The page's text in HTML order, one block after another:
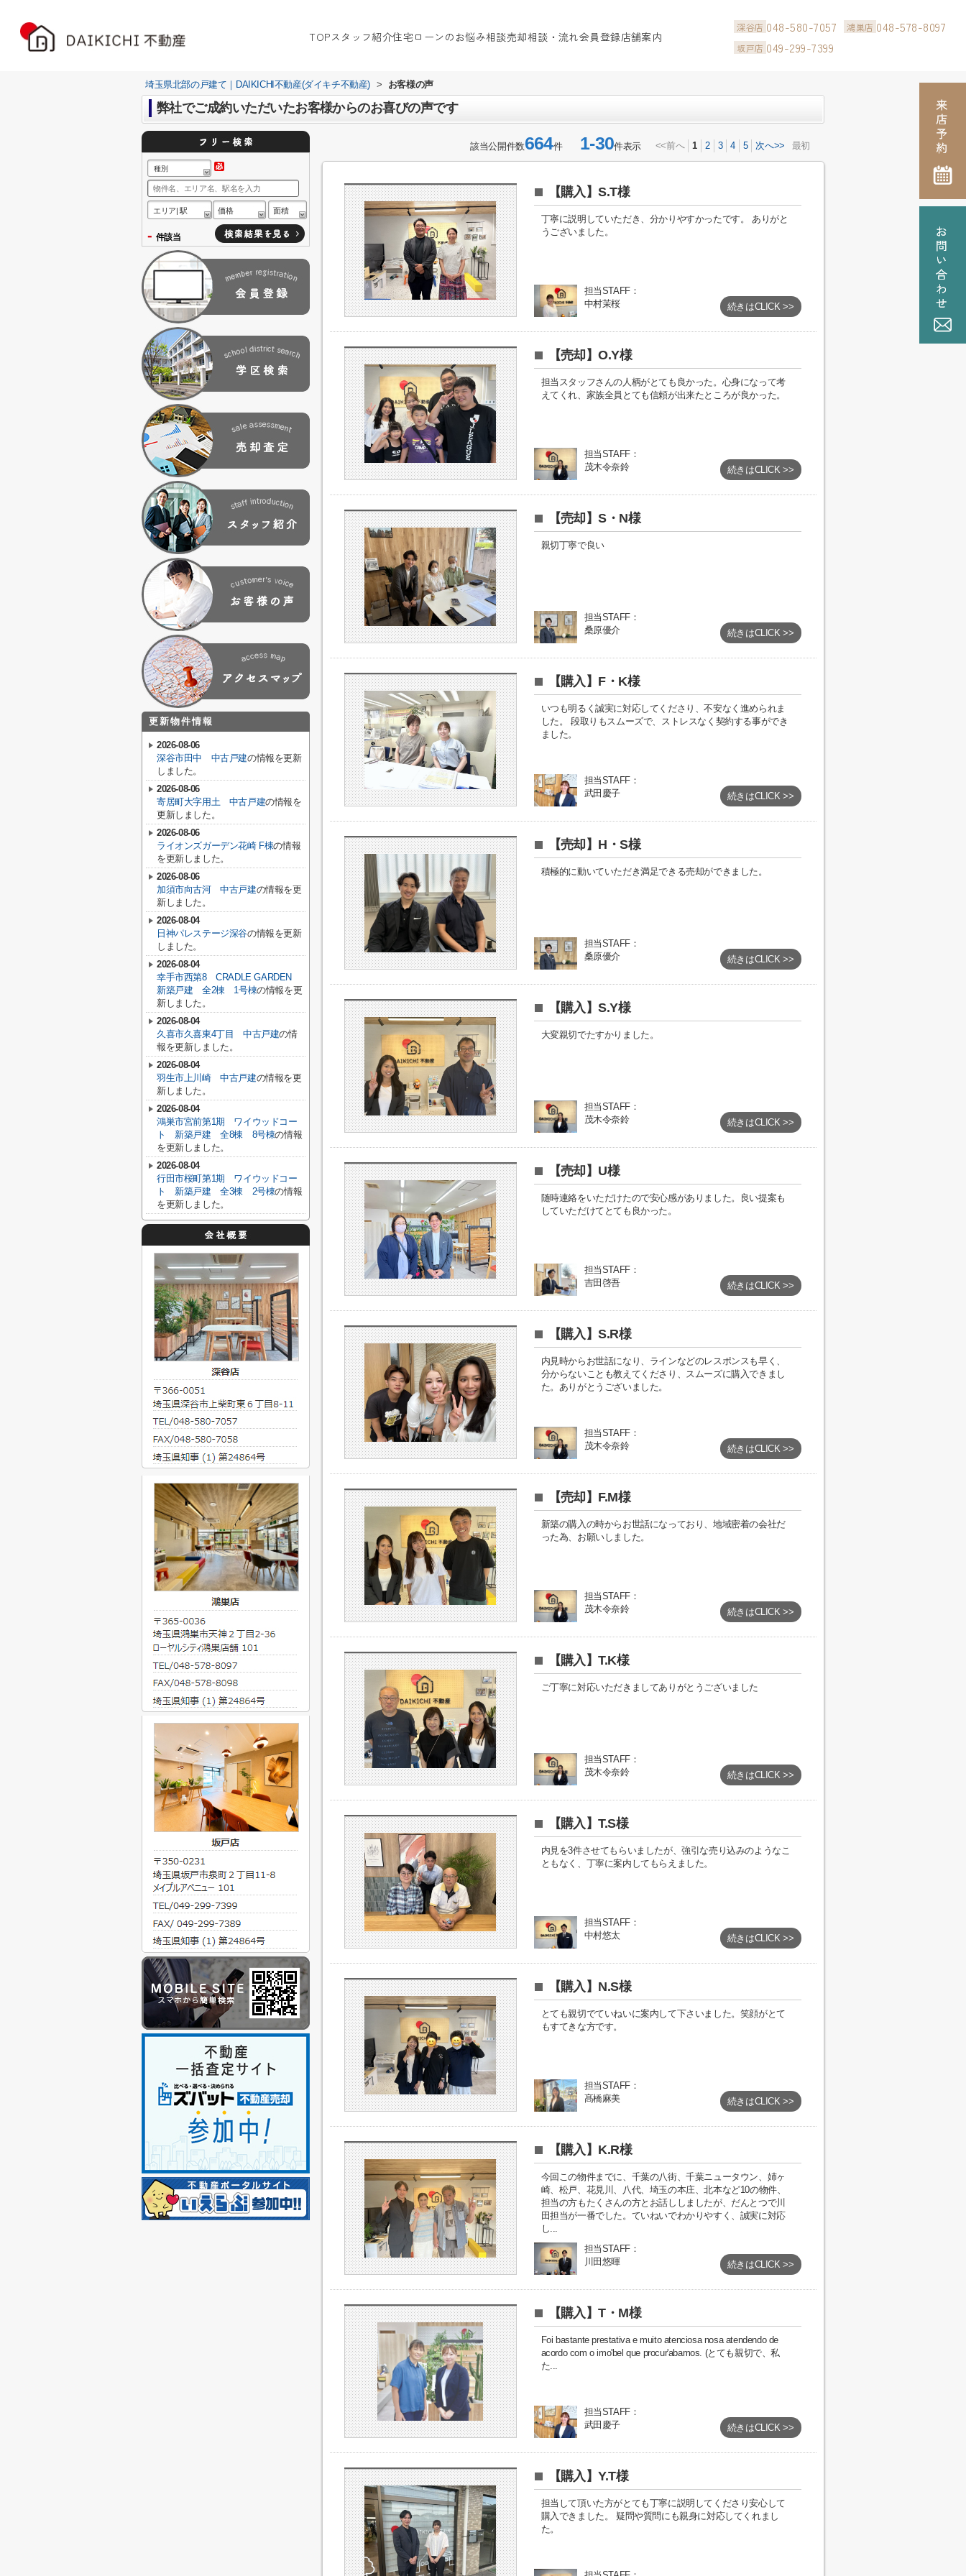
TOPスタッフ紹介住宅ローンのお悩み相談売却相談・流れ会員登録店舗案内
深谷店 048-580-7057 鴻巣店 048-578-8097
坂戸店 049-299-7399
埼玉県北部の戸建て｜DAIKICHI不動産(ダイキチ不動産) > お客様の声
弊社でご成約いただいたお客様からのお喜びの声です
該当公開件数664件1-30件表示 <<前へ 1 2 3 4 5 次へ>> 最初
【購入】S.T様
丁寧に説明していただき、分かりやすかったです。 ありがと
うございました。
担当STAFF：
中村茉桜
続きはCLICK >>
【売却】O.Y様
担当スタッフさんの人柄がとても良かった。心身になって考
えてくれ、家族全員とても信頼が出来たところが良かった。
担当STAFF：
茂木令奈鈴
続きはCLICK >>
【売却】S・N様
親切丁寧で良い
担当STAFF：
桑原優介
続きはCLICK >>
【購入】F・K様
いつも明るく誠実に対応してくださり、不安なく進められま
した。 段取りもスムーズで、ストレスなく契約する事ができ
ました。
担当STAFF：
武田慶子
続きはCLICK >>
【売却】H・S様
積極的に動いていただき満足できる売却ができました。
担当STAFF：
桑原優介
続きはCLICK >>
【購入】S.Y様
大変親切でたすかりました。
担当STAFF：
茂木令奈鈴
続きはCLICK >>
【売却】U様
随時連絡をいただけたので安心感がありました。良い提案も
していただけてとても良かった。
担当STAFF：
吉田啓吾
続きはCLICK >>
【購入】S.R様
内見時からお世話になり、ラインなどのレスポンスも早く、
分からないことも教えてくださり、スムーズに購入できまし
た。ありがとうございました。
担当STAFF：
茂木令奈鈴
続きはCLICK >>
【売却】F.M様
新築の購入の時からお世話になっており、地域密着の会社だ
った為、お願いしました。
担当STAFF：
茂木令奈鈴
続きはCLICK >>
【購入】T.K様
ご丁寧に対応いただきましてありがとうございました
担当STAFF：
茂木令奈鈴
続きはCLICK >>
【購入】T.S様
内見を3件させてもらいましたが、強引な売り込みのようなこ
ともなく、丁寧に案内してもらえました。
担当STAFF：
中村悠太
続きはCLICK >>
【購入】N.S様
とても親切でていねいに案内して下さいました。笑顔がとて
もすてきな方です。
担当STAFF：
髙橋麻美
続きはCLICK >>
【購入】K.R様
今回この物件までに、千葉の八街、千葉ニュータウン、姉ヶ
崎、松戸、花見川、八代、埼玉の本庄、北本など10の物件、
担当の方もたくさんの方とお話ししましたが、だんとつで川
田担当が一番でした。ていねいでわかりやすく、誠実に対応
し...
担当STAFF：
川田悠暉
続きはCLICK >>
【購入】T・M様
Foi bastante prestativa e muito atenciosa nosa atendendo de
acordo com o imo'bel que procur'abamos. (とても親切で、私
た...
担当STAFF：
武田慶子
続きはCLICK >>
【購入】Y.T様
担当して頂いた方がとても丁寧に説明してくださり安心して
購入できました。 疑問や質問にも親身に対応してくれまし
た。
種別
エリア| 駅 価格 面積
- 件該当
更新物件情報
2026-08-06
深谷市田中 中古戸建の情報を更新
しました。
2026-08-06
寄居町大字用土 中古戸建の情報を
更新しました。
2026-08-06
ライオンズガーデン花崎 F棟の情報
を更新しました。
2026-08-06
加須市向古河 中古戸建の情報を更
新しました。
2026-08-04
日神パレステージ深谷の情報を更新
しました。
2026-08-04
幸手市西第8 CRADLE GARDEN
新築戸建 全2棟 1号棟の情報を更
新しました。
2026-08-04
久喜市久喜東4丁目 中古戸建の情
報を更新しました。
2026-08-04
羽生市上川崎 中古戸建の情報を更
新しました。
2026-08-04
鴻巣市宮前第1期 ワイウッドコー
ト 新築戸建 全8棟 8号棟の情報
を更新しました。
2026-08-04
行田市桜町第1期 ワイウッドコー
ト 新築戸建 全3棟 2号棟の情報
を更新しました。